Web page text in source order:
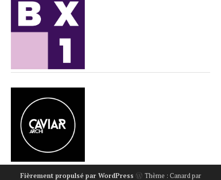
Fièrement propulsé par WordPress Thème : Canard par